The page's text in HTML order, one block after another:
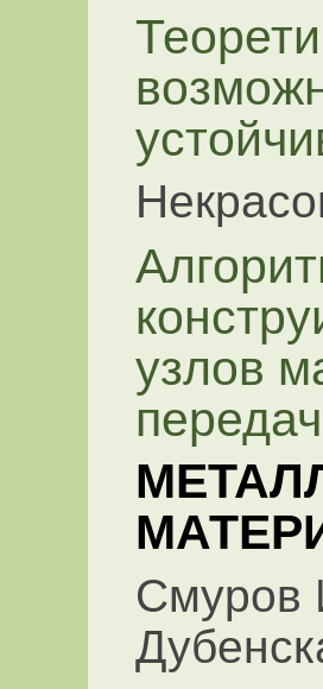
узлов